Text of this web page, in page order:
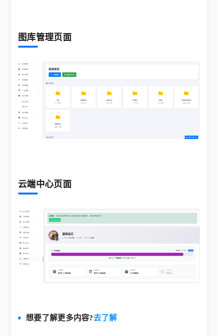
图库管理页面
云端中心页面
​想要了解更多内容?去了解